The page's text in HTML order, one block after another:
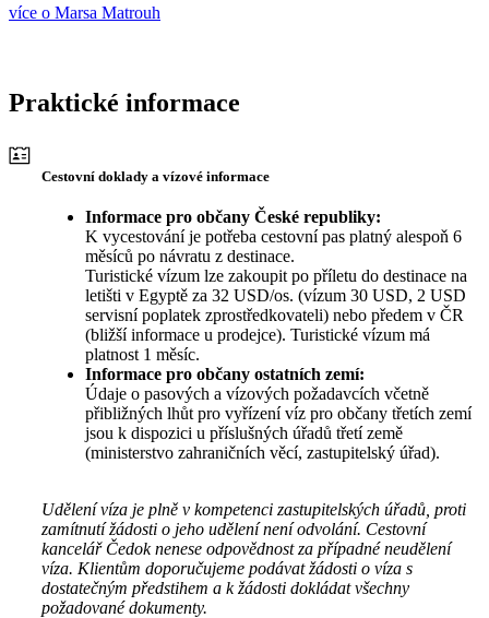
více o Marsa Matrouh
Praktické informace
Cestovní doklady a vízové informace
Informace pro občany České republiky:
K vycestování je potřeba cestovní pas platný alespoň 6
měsíců po návratu z destinace.
Turistické vízum lze zakoupit po příletu do destinace na
letišti v Egyptě za 32 USD/os. (vízum 30 USD, 2 USD
servisní poplatek zprostředkovateli) nebo předem v ČR
(bližší informace u prodejce). Turistické vízum má
platnost 1 měsíc.
Informace pro občany ostatních zemí:
Údaje o pasových a vízových požadavcích včetně
přibližných lhůt pro vyřízení víz pro občany třetích zemí
jsou k dispozici u příslušných úřadů třetí země
(ministerstvo zahraničních věcí, zastupitelský úřad).
Udělení víza je plně v kompetenci zastupitelských úřadů, proti
zamítnutí žádosti o jeho udělení není odvolání. Cestovní
kancelář Čedok nenese odpovědnost za případné neudělení
víza. Klientům doporučujeme podávat žádosti o víza s
dostatečným předstihem a k žádosti dokládat všechny
požadované dokumenty.